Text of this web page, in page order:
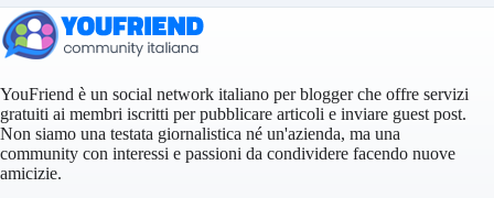
YouFriend è un social network italiano per blogger che offre servizi
gratuiti ai membri iscritti per pubblicare articoli e inviare guest post.
Non siamo una testata giornalistica né un'azienda, ma una
community con interessi e passioni da condividere facendo nuove
amicizie.